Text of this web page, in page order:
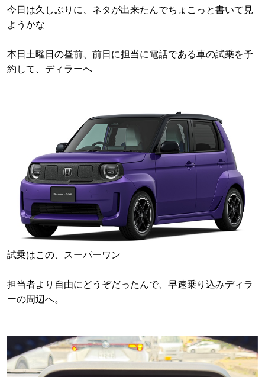
今日は久しぶりに、ネタが出来たんでちょこっと書いて見
ようかな
本日土曜日の昼前、前日に担当に電話である車の試乗を予
約して、ディラーへ
試乗はこの、スーパーワン
担当者より自由にどうぞだったんで、早速乗り込みディラ
ーの周辺へ。